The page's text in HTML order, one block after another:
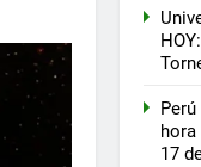
hora
17